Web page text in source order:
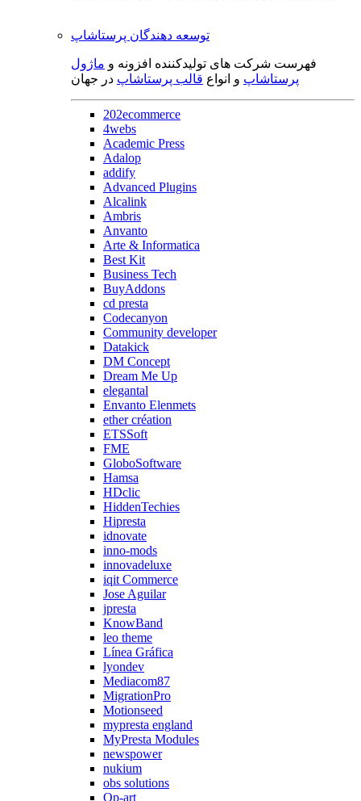
توسعه دهندگان پرستاشاپ
فهرست شرکت های تولیدکننده افزونه و ماژول
پرستاشاپ و انواع قالب پرستاشاپ در جهان
202ecommerce
4webs
Academic Press
Adalop
addify
Advanced Plugins
Alcalink
Ambris
Anvanto
Arte & Informatica
Best Kit
Business Tech
BuyAddons
cd presta
Codecanyon
Community developer
Datakick
DM Concept
Dream Me Up
elegantal
Envanto Elenmets
ether création
ETSSoft
FME
GloboSoftware
Hamsa
HDclic
HiddenTechies
Hipresta
idnovate
inno-mods
innovadeluxe
iqit Commerce
Jose Aguilar
jpresta
KnowBand
leo theme
Línea Gráfica
lyondev
Mediacom87
MigrationPro
Motionseed
mypresta england
MyPresta Modules
newspower
nukium
obs solutions
Op-art